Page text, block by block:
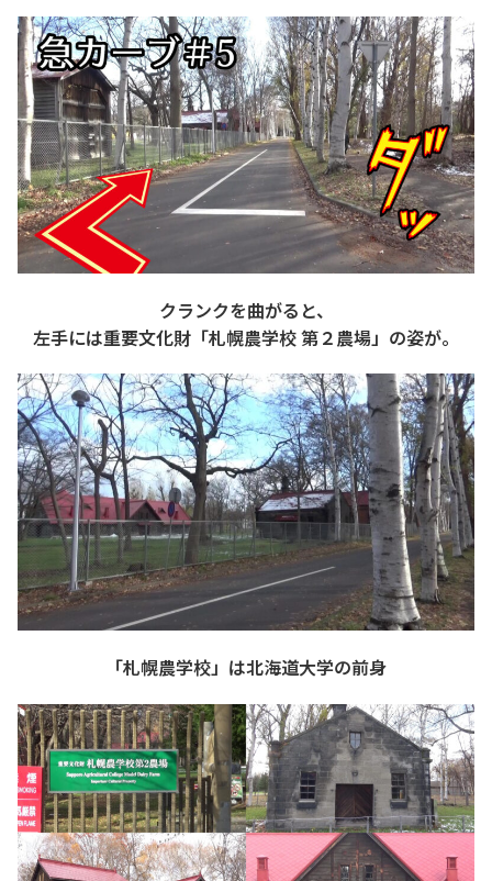
クランクを曲がると、
左手には重要文化財「札幌農学校 第２農場」の姿が。
「札幌農学校」は北海道大学の前身